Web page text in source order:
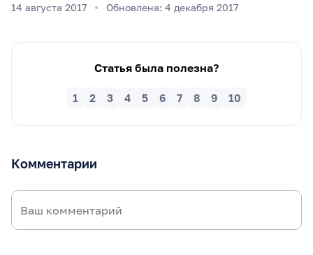
14 августа 2017 Обновлена: 4 декабря 2017
Статья была полезна?
10
9
8
7
6
5
4
3
2
1
Комментарии